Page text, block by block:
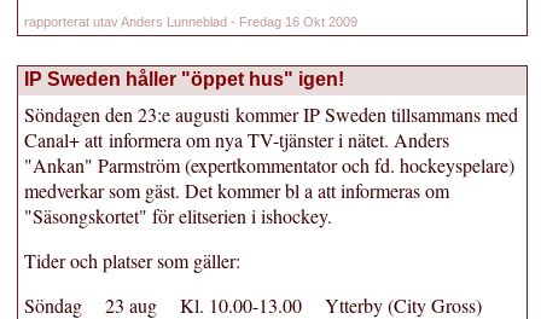
rapporterat utav Anders Lunneblad - Fredag 16 Okt 2009
IP Sweden håller "öppet hus" igen!
Söndagen den 23:e augusti kommer IP Sweden tillsammans med
Canal+ att informera om nya TV-tjänster i nätet. Anders
"Ankan" Parmström (expertkommentator och fd. hockeyspelare)
medverkar som gäst. Det kommer bl a att informeras om
"Säsongskortet" för elitserien i ishockey.
Tider och platser som gäller:
Söndag 23 aug Kl. 10.00-13.00 Ytterby (City Gross)